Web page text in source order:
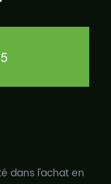
dans l'achat en